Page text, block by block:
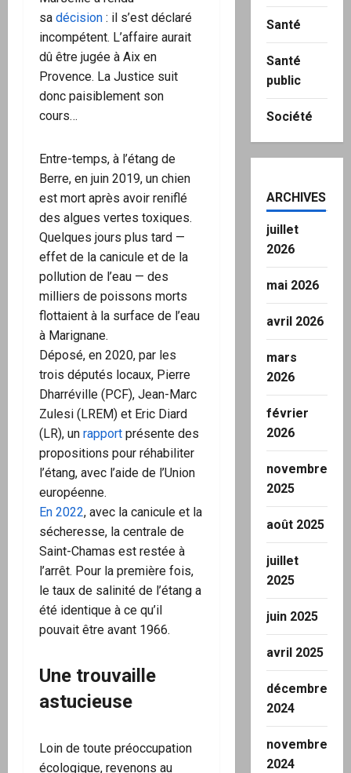
sa décision : il s’est déclaré
incompétent. L’affaire aurait
dû être jugée à Aix en
Provence. La Justice suit
donc paisiblement son
cours…
Entre-temps, à l’étang de
Berre, en juin 2019, un chien
est mort après avoir reniflé
des algues vertes toxiques.
Quelques jours plus tard —
effet de la canicule et de la
pollution de l’eau — des
milliers de poissons morts
flottaient à la surface de l’eau
à Marignane.
Déposé, en 2020, par les
trois députés locaux, Pierre
Dharréville (PCF), Jean-Marc
Zulesi (LREM) et Eric Diard
(LR), un rapport présente des
propositions pour réhabiliter
l’étang, avec l’aide de l’Union
européenne.
En 2022, avec la canicule et la
sécheresse, la centrale de
Saint-Chamas est restée à
l’arrêt. Pour la première fois,
le taux de salinité de l’étang a
été identique à ce qu’il
pouvait être avant 1966.
Une trouvaille
astucieuse
Loin de toute préoccupation
écologique, revenons au
Santé
Santé
public
Société
ARCHIVES
juillet
2026
mai 2026
avril 2026
mars
2026
février
2026
novembre
2025
août 2025
juillet
2025
juin 2025
avril 2025
décembre
2024
novembre
2024